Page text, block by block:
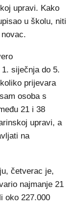
upravi. Kako
u školu, niti
siječnja do 5.
prijevara
osoba s
21 i 38
upravi, a
na
četverac je,
najmanje 21
oko 227.000